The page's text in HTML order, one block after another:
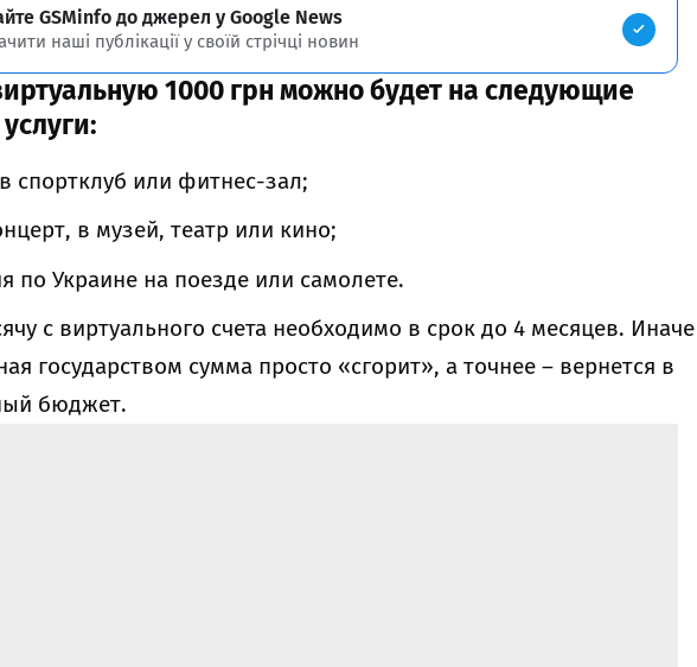
GSMinfo до джерел у Google News
наші публікації у своїй стрічці новин
1000 грн можно будет на следующие
спортклуб или фитнес-зал;
в музей, театр или кино;
по Украине на поезде или самолете.
с виртуального счета необходимо в срок до 4 месяцев. Иначе
государством сумма просто «сгорит», а точнее – вернется в
бюджет.